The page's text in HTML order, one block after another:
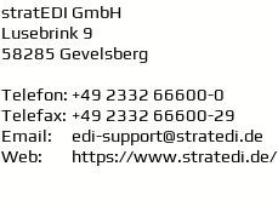
stratEDI GmbH
Lusebrink 9
58285 Gevelsberg
Telefon: +49 2332 66600-0
Telefax: +49 2332 66600-29
Email:
edi-support@stratedi.de
Web:
https://www.stratedi.de/